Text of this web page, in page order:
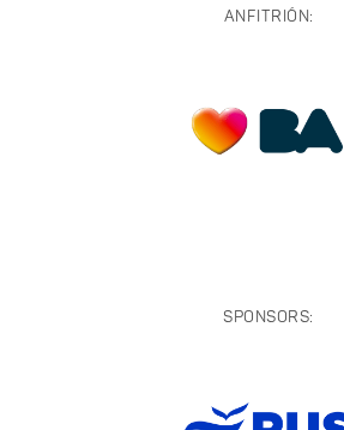
ANFITRIÓN:
SPONSORS: